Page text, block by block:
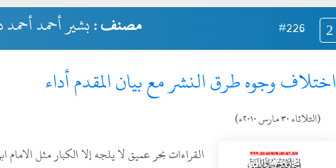
2
#226 مصنف :بشير أحمد
اختلاف وجوه طرق النشر مع بيان المقدم أداء
(الثلاثاء ٣٠ مارس ٢٠١٠ء)
القراءات بحر عميق لا يلجه إلا الكبار مثل